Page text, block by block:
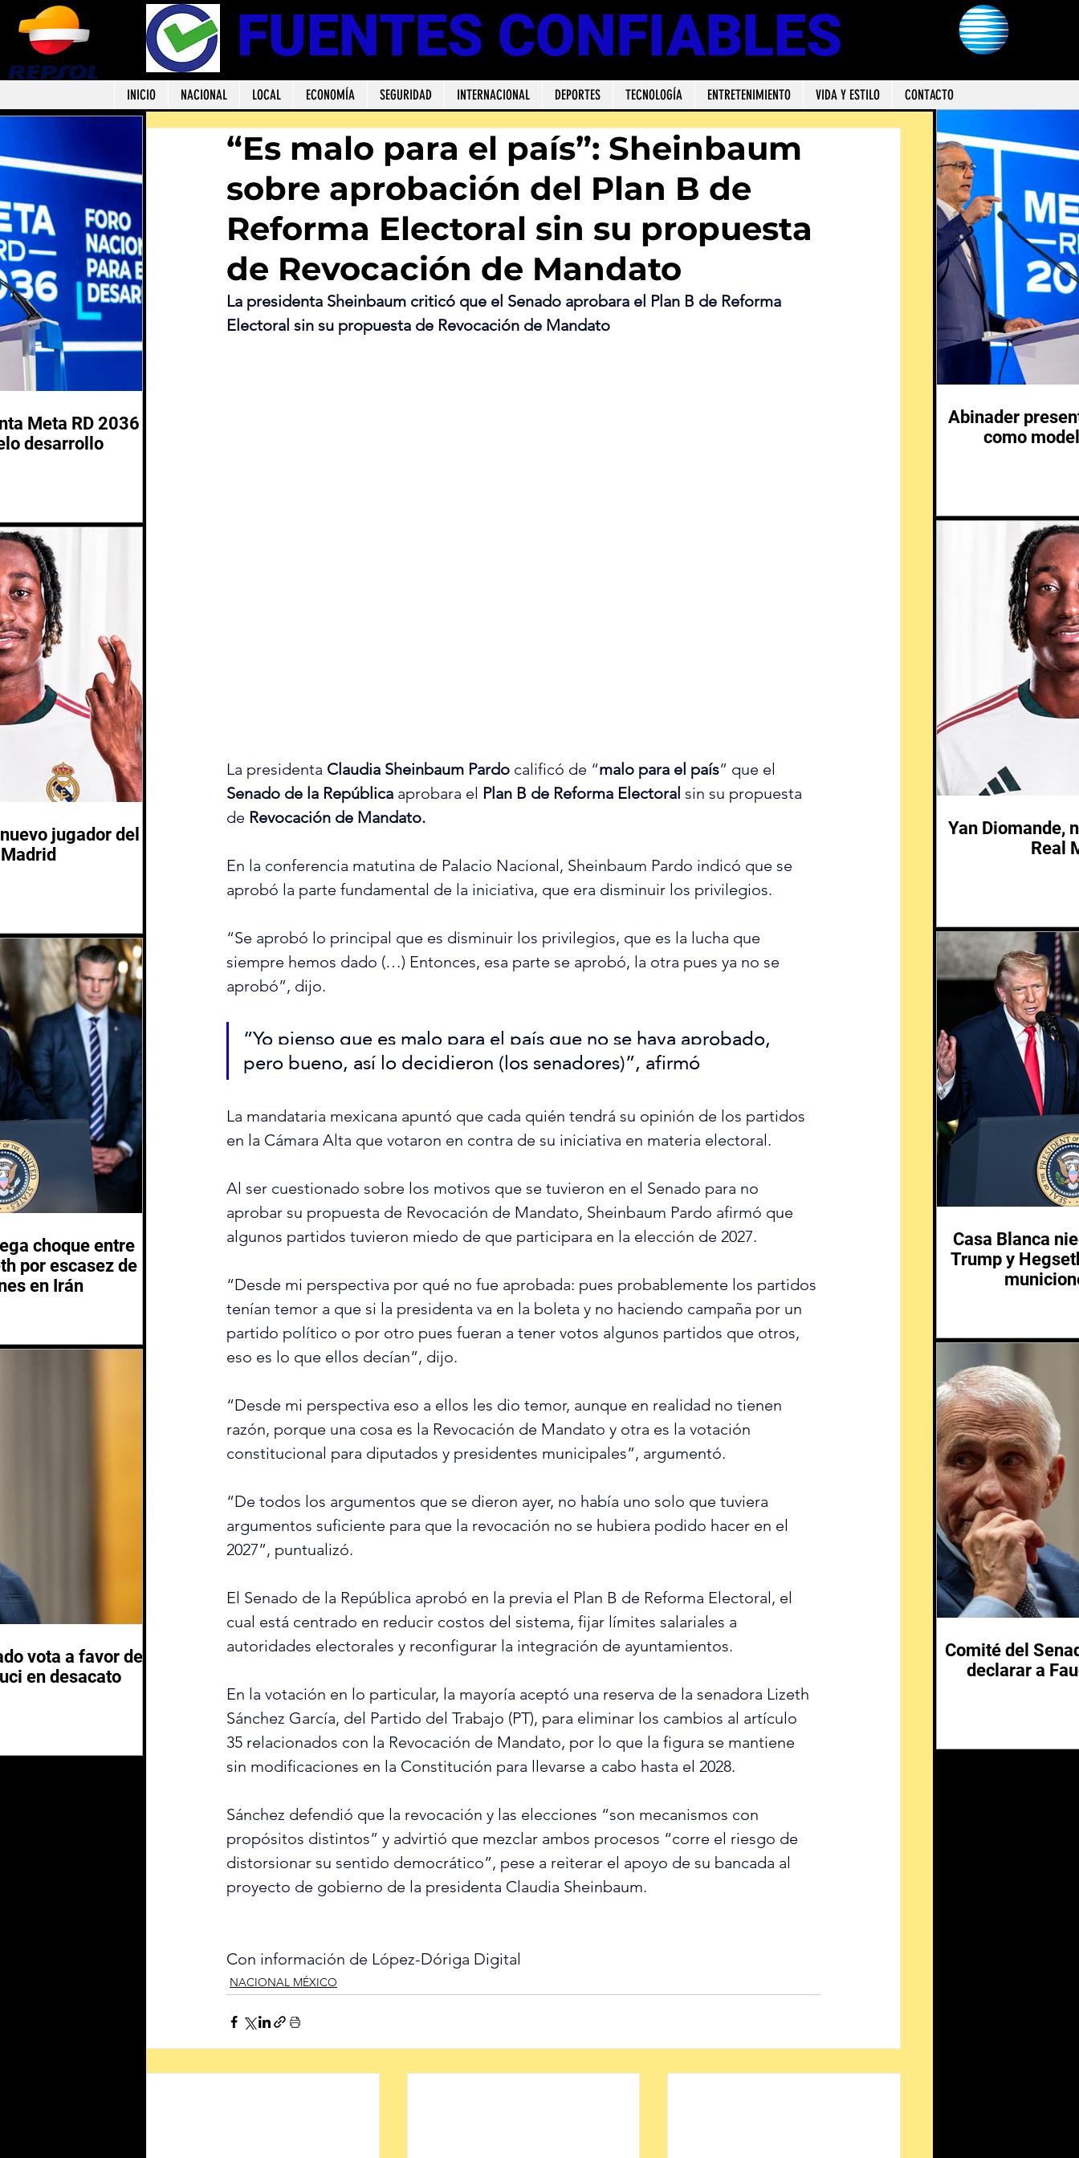
FUENTES CONFIABLES
INICIO NACIONAL LOCAL ECONOMÍA SEGURIDAD INTERNACIONAL DEPORTES TECNOLOGÍA ENTRETENIMIENTO VIDA Y ESTILO CONTACTO
“Es malo para el país”: Sheinbaum
sobre aprobación del Plan B de
Reforma Electoral sin su propuesta
de Revocación de Mandato
La presidenta Sheinbaum criticó que el Senado aprobara el Plan B de Reforma
Electoral sin su propuesta de Revocación de Mandato
La presidenta Claudia Sheinbaum Pardo calificó de “malo para el país” que el
Senado de la República aprobara el Plan B de Reforma Electoral sin su propuesta
de Revocación de Mandato.
En la conferencia matutina de Palacio Nacional, Sheinbaum Pardo indicó que se
aprobó la parte fundamental de la iniciativa, que era disminuir los privilegios.
“Se aprobó lo principal que es disminuir los privilegios, que es la lucha que
siempre hemos dado (…) Entonces, esa parte se aprobó, la otra pues ya no se
aprobó”, dijo.
“Yo pienso que es malo para el país que no se haya aprobado,
pero bueno, así lo decidieron (los senadores)”, afirmó
La mandataria mexicana apuntó que cada quién tendrá su opinión de los partidos
en la Cámara Alta que votaron en contra de su iniciativa en materia electoral.
Al ser cuestionado sobre los motivos que se tuvieron en el Senado para no
aprobar su propuesta de Revocación de Mandato, Sheinbaum Pardo afirmó que
algunos partidos tuvieron miedo de que participara en la elección de 2027.
“Desde mi perspectiva por qué no fue aprobada: pues probablemente los partidos
tenían temor a que si la presidenta va en la boleta y no haciendo campaña por un
partido político o por otro pues fueran a tener votos algunos partidos que otros,
eso es lo que ellos decían”, dijo.
“Desde mi perspectiva eso a ellos les dio temor, aunque en realidad no tienen
razón, porque una cosa es la Revocación de Mandato y otra es la votación
constitucional para diputados y presidentes municipales”, argumentó.
“De todos los argumentos que se dieron ayer, no había uno solo que tuviera
argumentos suficiente para que la revocación no se hubiera podido hacer en el
2027”, puntualizó.
El Senado de la República aprobó en la previa el Plan B de Reforma Electoral, el
cual está centrado en reducir costos del sistema, fijar límites salariales a
autoridades electorales y reconfigurar la integración de ayuntamientos.
En la votación en lo particular, la mayoría aceptó una reserva de la senadora Lizeth
Sánchez García, del Partido del Trabajo (PT), para eliminar los cambios al artículo
35 relacionados con la Revocación de Mandato, por lo que la figura se mantiene
sin modificaciones en la Constitución para llevarse a cabo hasta el 2028.
Sánchez defendió que la revocación y las elecciones “son mecanismos con
propósitos distintos” y advirtió que mezclar ambos procesos “corre el riesgo de
distorsionar su sentido democrático”, pese a reiterar el apoyo de su bancada al
proyecto de gobierno de la presidenta Claudia Sheinbaum.
Con información de López-Dóriga Digital
NACIONAL MÉXICO
Meta RD 2036
desarrollo
jugador del
choque entre
por escasez de
en Irán
vota a favor de
en desacato
Abinader
como
Yan Diomande,
Real
Casa Blanca
Trump y
Comité del
declarar a